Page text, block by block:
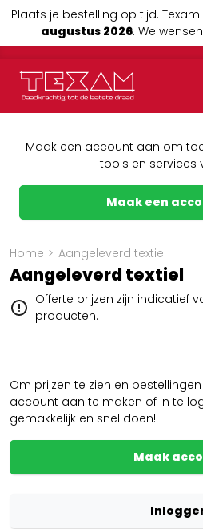
Plaats je bestelling op tijd. Texam
augustus 2026. We
Maak een account aan om
tools en services
Maak een
Home > Aangeleverd textiel
Aangeleverd textiel
Offerte prijzen zijn indicatief
producten.
Om prijzen te zien en
account aan te maken of in te
gemakkelijk en snel doen!
Maak